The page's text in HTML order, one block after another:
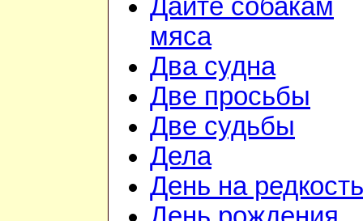
Дайте собакам
мяса
Два судна
Две просьбы
Две судьбы
Дела
День на редкость